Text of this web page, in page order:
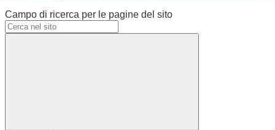
Campo di ricerca per le pagine del sito